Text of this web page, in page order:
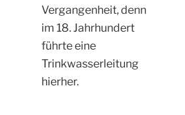
Vergangenheit, denn
im 18. Jahrhundert
führte eine
Trinkwasserleitung
hierher.